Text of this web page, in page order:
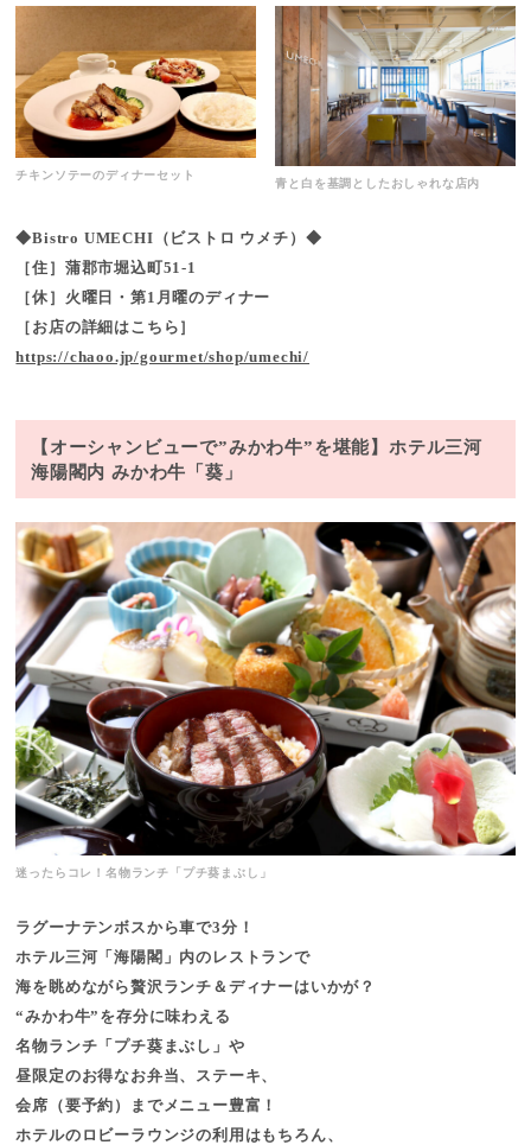
チキンソテーのディナーセット
青と白を基調としたおしゃれな店内
◆Bistro UMECHI（ビストロ ウメチ）◆
［住］蒲郡市堀込町51-1
［休］火曜日・第1月曜のディナー
［お店の詳細はこちら］
https://chaoo.jp/gourmet/shop/umechi/
【オーシャンビューで”みかわ牛”を堪能】ホテル三河
海陽閣内 みかわ牛「葵」
迷ったらコレ！名物ランチ「プチ葵まぶし」
ラグーナテンボスから車で3分！
ホテル三河「海陽閣」内のレストランで
海を眺めながら贅沢ランチ＆ディナーはいかが？
“みかわ牛”を存分に味わえる
名物ランチ「プチ葵まぶし」や
昼限定のお得なお弁当、ステーキ、
会席（要予約）までメニュー豊富！
ホテルのロビーラウンジの利用はもちろん、